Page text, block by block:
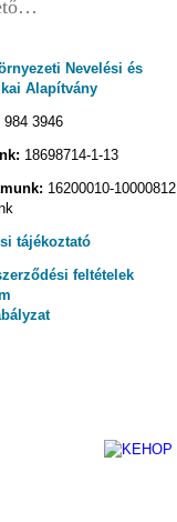
Nevelési és
Alapítvány
984 3946
18698714-1-13
16200010-10000812
tájékoztató
feltételek